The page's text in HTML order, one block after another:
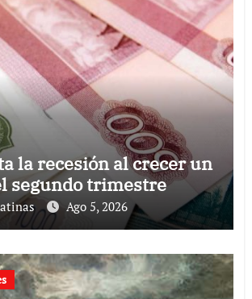
la recesión al crecer un
segundo trimestre
Ago 5, 2026